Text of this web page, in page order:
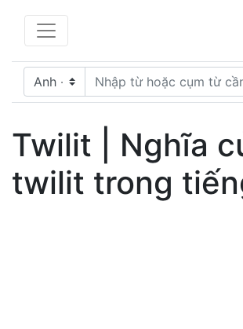
Twilit | Nghĩa
twilit trong